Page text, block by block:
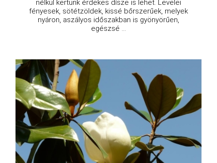
nélkül kertünk érdekes dísze is lehet. Levelei
fényesek, sötétzöldek, kissé bőrszerűek, melyek
nyáron, aszályos időszakban is gyönyörűen,
egészsé ...